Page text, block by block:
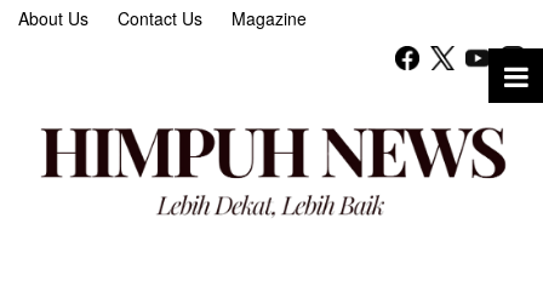
About Us Contact Us Magazine